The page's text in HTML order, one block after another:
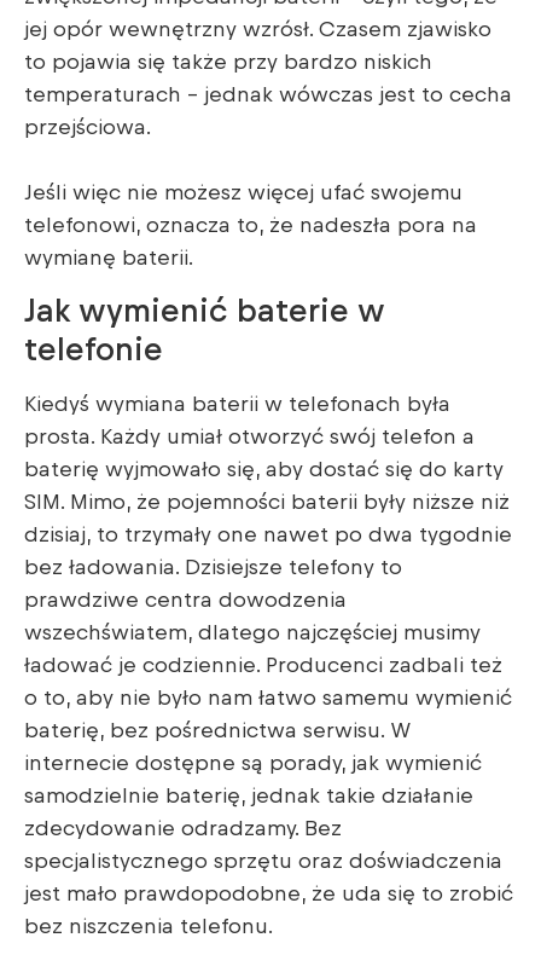
jej opór wewnętrzny wzrósł. Czasem zjawisko
to pojawia się także przy bardzo niskich
temperaturach – jednak wówczas jest to cecha
przejściowa.
Jeśli więc nie możesz więcej ufać swojemu
telefonowi, oznacza to, że nadeszła pora na
wymianę baterii.
Jak wymienić baterie w
telefonie
Kiedyś wymiana baterii w telefonach była
prosta. Każdy umiał otworzyć swój telefon a
baterię wyjmowało się, aby dostać się do karty
SIM. Mimo, że pojemności baterii były niższe niż
dzisiaj, to trzymały one nawet po dwa tygodnie
bez ładowania. Dzisiejsze telefony to
prawdziwe centra dowodzenia
wszechświatem, dlatego najczęściej musimy
ładować je codziennie. Producenci zadbali też
o to, aby nie było nam łatwo samemu wymienić
baterię, bez pośrednictwa serwisu. W
internecie dostępne są porady, jak wymienić
samodzielnie baterię, jednak takie działanie
zdecydowanie odradzamy. Bez
specjalistycznego sprzętu oraz doświadczenia
jest mało prawdopodobne, że uda się to zrobić
bez niszczenia telefonu.